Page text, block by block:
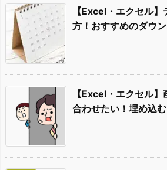
【Excel・エクセル
方！おすすめのダウ
【Excel・エクセル
合わせたい！埋め込